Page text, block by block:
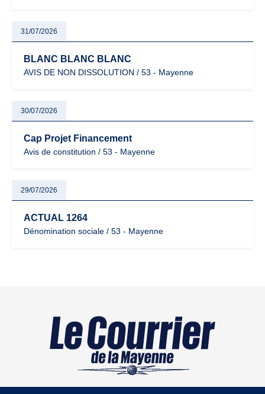
31/07/2026
BLANC BLANC BLANC
AVIS DE NON DISSOLUTION / 53 - Mayenne
30/07/2026
Cap Projet Financement
Avis de constitution / 53 - Mayenne
29/07/2026
ACTUAL 1264
Dénomination sociale / 53 - Mayenne